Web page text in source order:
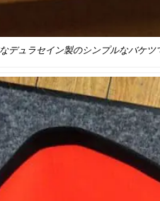
デュラセイン製のシンプルなバケツ